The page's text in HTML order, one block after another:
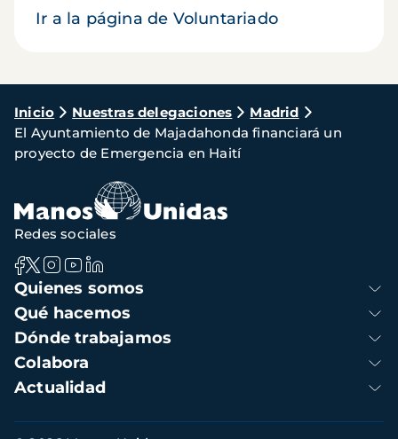
Ir a la página de Voluntariado
Ruta
de
navegación
Inicio Nuestras delegaciones
Madrid
El Ayuntamiento de Majadahonda financiará un
proyecto de Emergencia en Haití
Navegación
principal
Quienes somos
Qué hacemos
Dónde trabajamos
Colabora
Actualidad
Redes sociales